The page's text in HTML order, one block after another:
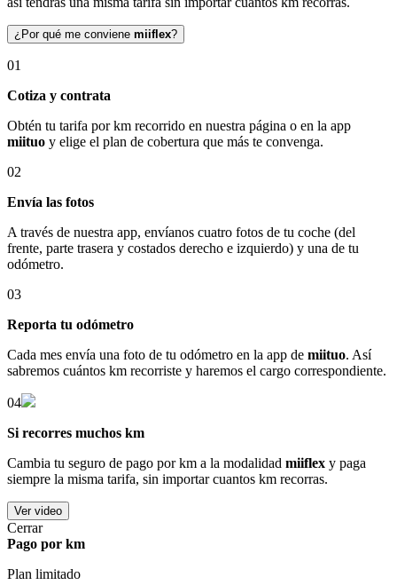
¿Por qué me conviene miiflex?
01
Cotiza y contrata
Obtén tu tarifa por km recorrido en nuestra página o en la app
miituo y elige el plan de cobertura que más te convenga.
02
Envía las fotos
A través de nuestra app, envíanos cuatro fotos de tu coche (del
frente, parte trasera y costados derecho e izquierdo) y una de tu
odómetro.
03
Reporta tu odómetro
Cada mes envía una foto de tu odómetro en la app de miituo. Así
sabremos cuántos km recorriste y haremos el cargo correspondiente.
04
Si recorres muchos km
Cambia tu seguro de pago por km a la modalidad miiflex y paga
siempre la misma tarifa, sin importar cuantos km recorras.
Ver video
Cerrar
Pago por km
Plan limitado